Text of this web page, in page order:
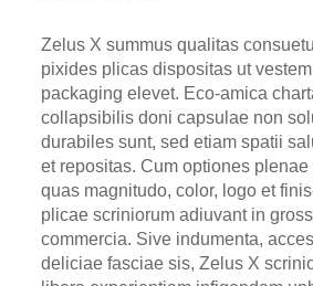
Zelus X summus qualitas
pixides plicas dispositas ut
packaging elevet. Eco-amica
collapsibilis doni capsulae non
durabiles sunt, sed etiam spatii
et repositas. Cum optiones
quas magnitudo, color, logo et
plicae scriniorum adiuvant in
commercia. Sive indumenta,
deliciae fasciae sis, Zelus X